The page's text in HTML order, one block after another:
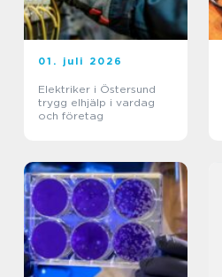
01. juli 2026
Elektriker i Östersund
trygg elhjälp i vardag
och företag